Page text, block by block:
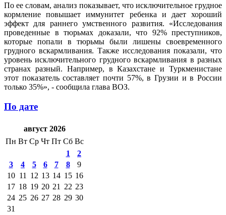
По ее словам, анализ показывает, что исключительное грудное
кормление повышает иммунитет ребенка и дает хороший
эффект для раннего умственного развития. «Исследования
проведенные в тюрьмах доказали, что 92% преступников,
которые попали в тюрьмы были лишены своевременного
грудного вскармливания. Также исследования показали, что
уровень исключительного грудного вскармливания в разных
странах разный. Например, в Казахстане и Туркменистане
этот показатель составляет почти 57%, в Грузии и в России
только 35%», - сообщила глава ВОЗ.
По дате
август 2026
Пн Вт Ср Чт Пт Сб Вс
1
2
3
4 5 6 7 8
9
10 11 12 13 14 15 16
17 18 19 20 21 22 23
24 25 26 27 28 29 30
31